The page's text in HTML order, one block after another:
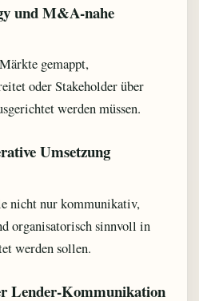
und M&A-nahe
gemappt,
oder Stakeholder über
werden müssen.
Umsetzung
nicht nur kommunikativ,
organisatorisch sinnvoll in
werden sollen.
Lender-Kommunikation